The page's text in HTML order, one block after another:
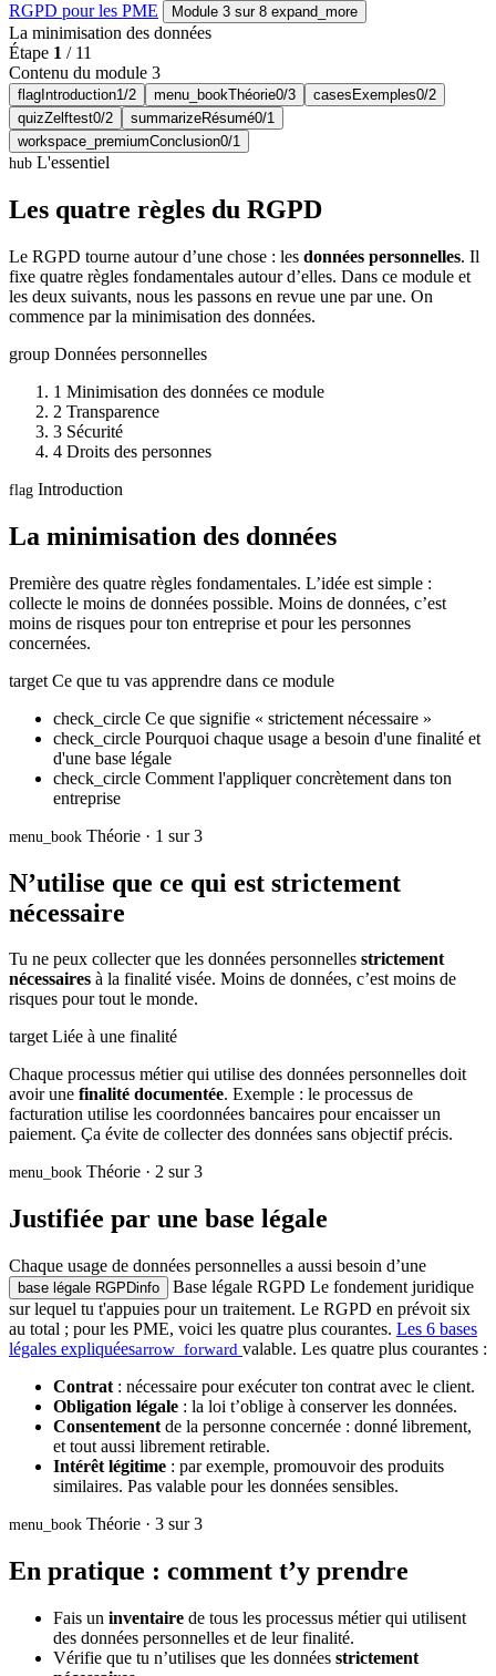
RGPD pour les PME
Module 3 sur 8 expand_more
La minimisation des données
Étape 1 / 11
Contenu du module 3
flag Introduction1/2 menu_bookThéorie0/3 cases Exemples0/2
quizZelftest0/2 summarizeRésumé0/1
workspace_premiumConclusion0/1
hub L'essentiel
Les quatre règles du RGPD
Le RGPD tourne autour d’une chose : les données personnelles. Il
fixe quatre règles fondamentales autour d’elles. Dans ce module et
les deux suivants, nous les passons en revue une par une. On
commence par la minimisation des données.
group Données personnelles
1 Minimisation des données ce module
2 Transparence
3 Sécurité
4 Droits des personnes
flag Introduction
La minimisation des données
Première des quatre règles fondamentales. L’idée est simple :
collecte le moins de données possible. Moins de données, c’est
moins de risques pour ton entreprise et pour les personnes
concernées.
target Ce que tu vas apprendre dans ce module
check_circle Ce que signifie « strictement nécessaire »
check_circle Pourquoi chaque usage a besoin d'une finalité et
d'une base légale
check_circle Comment l'appliquer concrètement dans ton
entreprise
menu_book Théorie · 1 sur 3
N’utilise que ce qui est strictement
nécessaire
Tu ne peux collecter que les données personnelles strictement
nécessaires à la finalité visée. Moins de données, c’est moins de
risques pour tout le monde.
targetLiée à une finalité
Chaque processus métier qui utilise des données personnelles doit
avoir une finalité documentée. Exemple : le processus de
facturation utilise les coordonnées bancaires pour encaisser un
paiement. Ça évite de collecter des données sans objectif précis.
menu_book Théorie · 2 sur 3
Justifiée par une base légale
Chaque usage de données personnelles a aussi besoin d’une
base légale RGPDinfo Base légale RGPD Le fondement juridique
sur lequel tu t'appuies pour un traitement. Le RGPD en prévoit six
au total ; pour les PME, voici les quatre plus courantes. Les 6 bases
légales expliquéesarrow_forward valable. Les quatre plus courantes :
Contrat : nécessaire pour exécuter ton contrat avec le client.
Obligation légale : la loi t’oblige à conserver les données.
Consentement de la personne concernée : donné librement,
et tout aussi librement retirable.
Intérêt légitime : par exemple, promouvoir des produits
similaires. Pas valable pour les données sensibles.
menu_book Théorie · 3 sur 3
En pratique : comment t’y prendre
Fais un inventaire de tous les processus métier qui utilisent
des données personnelles et de leur finalité.
Vérifie que tu n’utilises que les données strictement